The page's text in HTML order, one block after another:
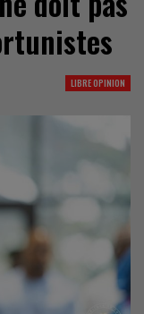
LIBRE OPINION